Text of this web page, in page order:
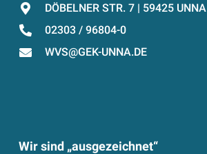
DÖBELNER STR. 7 | 59425 UNNA
02303 / 96804-0
WVS@GEK-UNNA.DE
Wir sind „ausgezeichnet“